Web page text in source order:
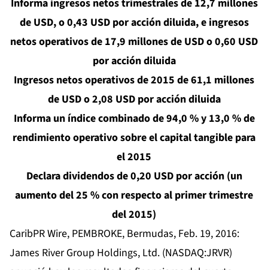
Informa ingresos netos trimestrales de 12,7 millones
de USD, o 0,43 USD por acción diluida, e ingresos
netos operativos de 17,9 millones de USD o 0,60 USD
por acción diluida
Ingresos netos operativos de 2015 de 61,1 millones
de USD o 2,08 USD por acción diluida
Informa un índice combinado de 94,0 % y 13,0 % de
rendimiento operativo sobre el capital tangible para
el 2015
Declara dividendos de 0,20 USD por acción (un
aumento del 25 % con respecto al primer trimestre
del 2015)
CaribPR Wire, PEMBROKE, Bermudas, Feb. 19, 2016:
James River Group Holdings, Ltd. (NASDAQ:JRVR)